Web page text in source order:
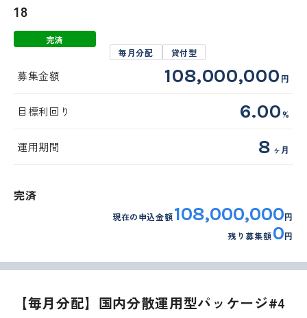
完済
18
毎月分配 貸付型
募集金額 108,000,000 円
目標利回り 6.00%
運用期間 8 ヶ月
完済
現在の申込金額108,000,000円
残り募集額0円
【毎月分配】国内分散運用型パッケージ#4